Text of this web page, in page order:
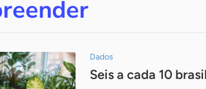
Dados
Seis a cada 10